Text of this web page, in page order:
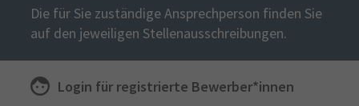
Die für Sie zuständige Ansprechperson finden Sie
auf den jeweiligen Stellenausschreibungen.
Login für registrierte Bewerber*innen